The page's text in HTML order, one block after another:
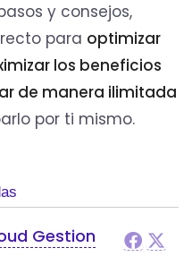
y consejos,
para optimizar
los beneficios
de manera ilimitada
por ti mismo.
Gestion